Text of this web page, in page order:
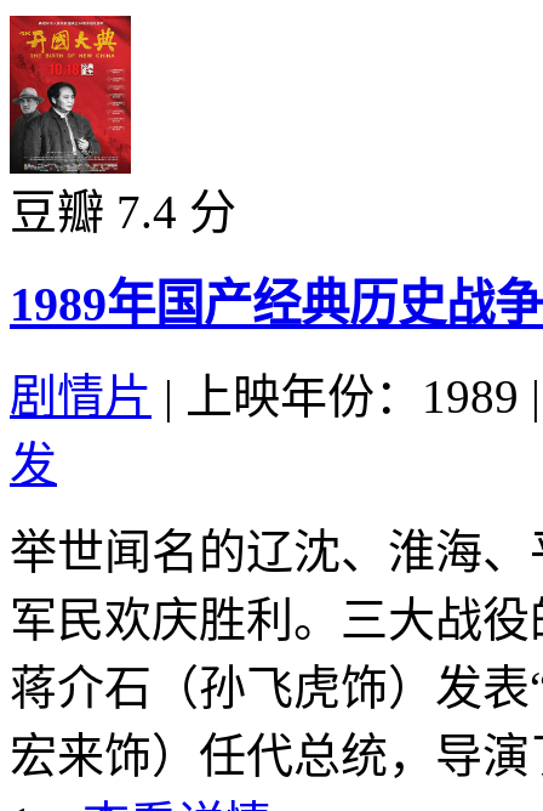
豆瓣 7.4 分
1989年国产经典历史战
剧情片 | 上映年份：1989 |
发
举世闻名的辽沈、淮海
军民欢庆胜利。三大战
蒋介石（孙飞虎饰）发
宏来饰）任代总统，导